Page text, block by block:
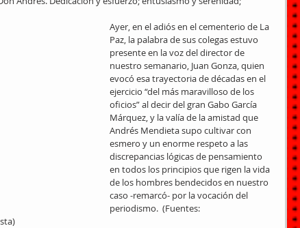
Ayer, en el adiós en el cementerio de La
Paz, la palabra de sus colegas estuvo
presente en la voz del director de
nuestro semanario, Juan Gonza, quien
evocó esa trayectoria de décadas en el
ejercicio “del más maravilloso de los
oficios” al decir del gran Gabo García
Márquez, y la valía de la amistad que
Andrés Mendieta supo cultivar con
esmero y un enorme respeto a las
discrepancias lógicas de pensamiento
en todos los principios que rigen la vida
de los hombres bendecidos en nuestro
caso -remarcó- por la vocación del
periodismo.  (Fuentes: